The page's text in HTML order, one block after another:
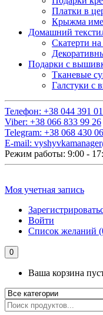
Платки в
Крыжма
Домашний
Скатерти
Подарки с
Тканевые
Галстуки с
Телефон: +38 044 391
Viber: +38 066 833 99 26
Telegram: +38 068 430
E-mail:
Режим работы: 9:00 -
Моя учетная запись
Войти
Список желаний
0
Ваша корзина